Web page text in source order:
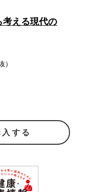
考える現代の
）
入する